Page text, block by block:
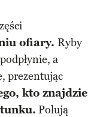
ofiary. Ryby
a
prezentując
kto znajdzie
Polują